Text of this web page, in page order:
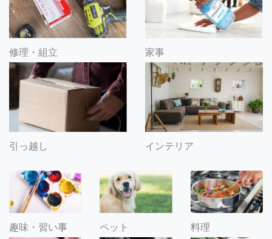
修理・組立 家事
引っ越し インテリア
趣味・習い事 ペット 料理